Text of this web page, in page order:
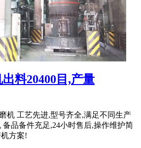
料20400目,产量
机 工艺先进,型号齐全,满足不同生产
备品备件充足,24小时售后,操作维护简
方案!